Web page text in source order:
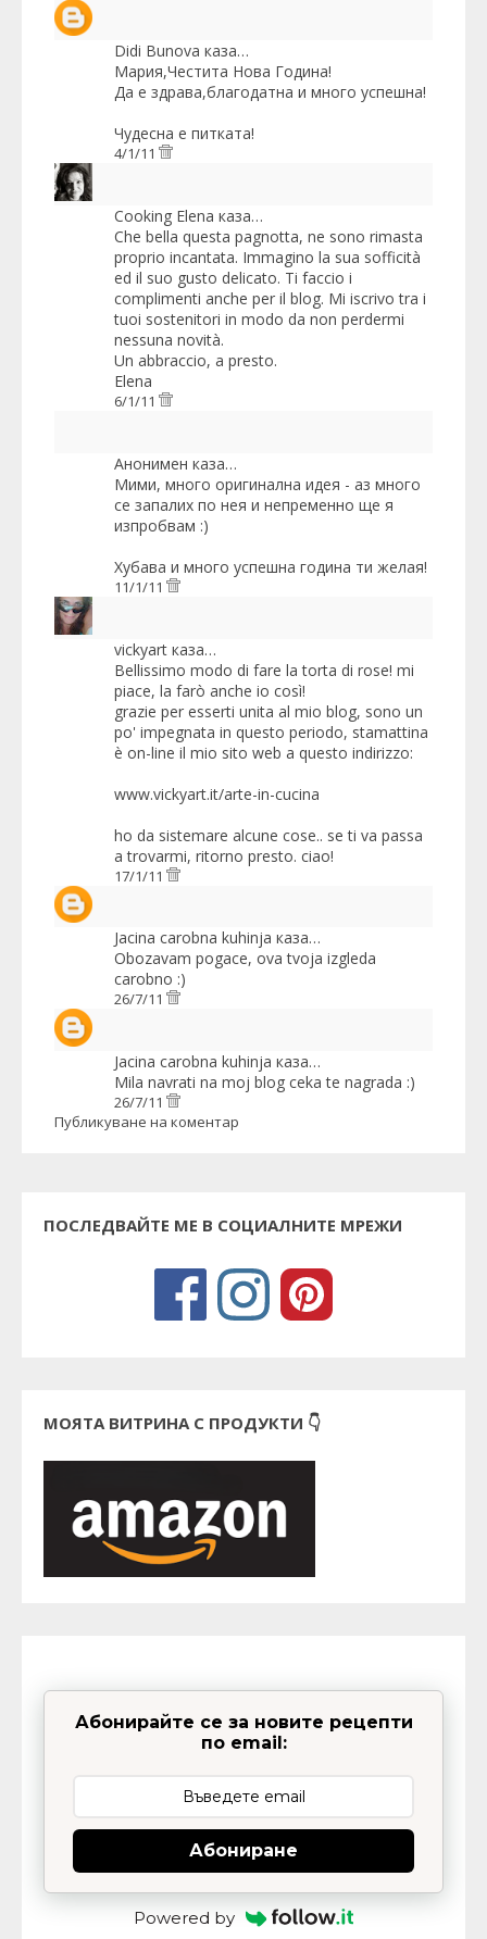
Didi Bunova каза…
Мария,Честита Нова Година!
Да е здрава,благодатна и много успешна!
Чудесна е питката!
4/1/11
Cooking Elena каза…
Che bella questa pagnotta, ne sono rimasta
proprio incantata. Immagino la sua sofficità
ed il suo gusto delicato. Ti faccio i
complimenti anche per il blog. Mi iscrivo tra i
tuoi sostenitori in modo da non perdermi
nessuna novità.
Un abbraccio, a presto.
Elena
6/1/11
Анонимен каза…
Мими, много оригинална идея - аз много
се запалих по нея и непременно ще я
изпробвам :)
Хубава и много успешна година ти желая!
11/1/11
vickyart каза…
Bellissimo modo di fare la torta di rose! mi
piace, la farò anche io così!
grazie per esserti unita al mio blog, sono un
po' impegnata in questo periodo, stamattina
è on-line il mio sito web a questo indirizzo:
www.vickyart.it/arte-in-cucina
ho da sistemare alcune cose.. se ti va passa
a trovarmi, ritorno presto. ciao!
17/1/11
Jacina carobna kuhinja каза…
Obozavam pogace, ova tvoja izgleda
carobno :)
26/7/11
Jacina carobna kuhinja каза…
Mila navrati na moj blog ceka te nagrada :)
26/7/11
Публикуване на коментар
ПОСЛЕДВАЙТЕ МЕ В СОЦИАЛНИТЕ МРЕЖИ
МОЯТА ВИТРИНА С ПРОДУКТИ 👇
Абонирайте се за новите рецепти
по email:
Абониране
Powered by